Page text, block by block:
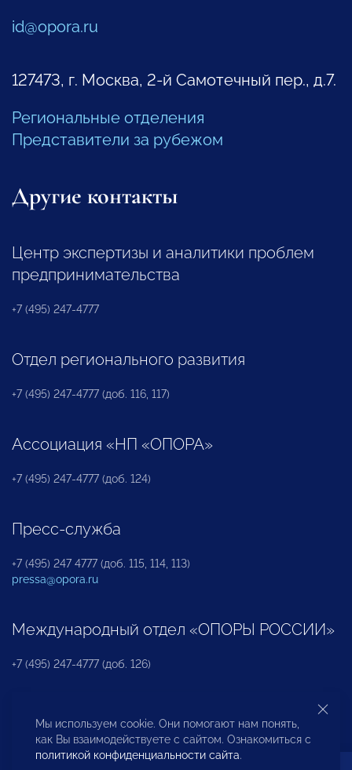
id@opora.ru
127473, г. Москва, 2-й Самотечный пер., д.7.
Региональные отделения
Представители за рубежом
Другие контакты
Центр экспертизы и аналитики проблем
предпринимательства
+7 (495) 247-4777
Отдел регионального развития
+7 (495) 247-4777 (доб. 116, 117)
Ассоциация «НП «ОПОРА»
+7 (495) 247-4777 (доб. 124)
Пресс-служба
+7 (495) 247 4777 (доб. 115, 114, 113)
pressa@opora.ru
Международный отдел «ОПОРЫ РОССИИ»
+7 (495) 247-4777 (доб. 126)
Бюро по защите прав предпринимателей и
инвесторов
Мы используем cookie. Они помогают нам понять,
как Вы взаимодействуете с сайтом. Ознакомиться с
политикой конфиденциальности сайта.